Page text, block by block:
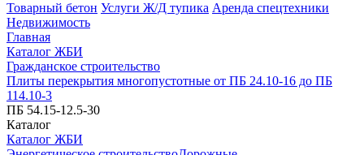
Товарный бетон Услуги Ж/Д тупика Аренда спецтехники
Недвижимость
Главная
Каталог ЖБИ
Гражданское строительство
Плиты перекрытия многопустотные от ПБ 24.10-16 до ПБ
114.10-3
ПБ 54.15-12.5-30
Каталог
Каталог ЖБИ